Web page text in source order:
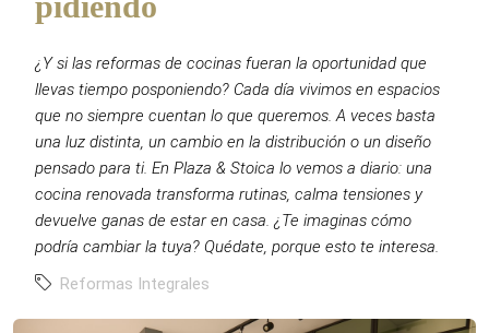
¿Y si las reformas de cocinas fueran la oportunidad que
llevas tiempo posponiendo? Cada día vivimos en espacios
que no siempre cuentan lo que queremos. A veces basta
una luz distinta, un cambio en la distribución o un diseño
pensado para ti. En Plaza & Stoica lo vemos a diario: una
cocina renovada transforma rutinas, calma tensiones y
devuelve ganas de estar en casa. ¿Te imaginas cómo
podría cambiar la tuya? Quédate, porque esto te interesa.
Reformas Integrales